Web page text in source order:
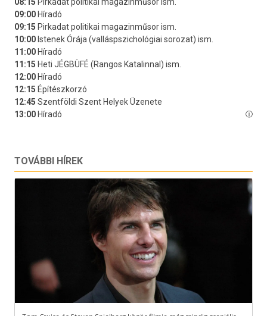
TOVÁBBI HÍREK